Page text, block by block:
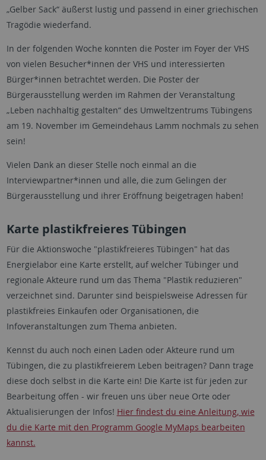
„Gelber Sack“ äußerst lustig und passend in einer griechischen
Tragödie wiederfand.
In der folgenden Woche konnten die Poster im Foyer der VHS
von vielen Besucher*innen der VHS und interessierten
Bürger*innen betrachtet werden. Die Poster der
Bürgerausstellung werden im Rahmen der Veranstaltung
„Leben nachhaltig gestalten“ des Umweltzentrums Tübingens
am 19. November im Gemeindehaus Lamm nochmals zu sehen
sein!
Vielen Dank an dieser Stelle noch einmal an die
Interviewpartner*innen und alle, die zum Gelingen der
Bürgerausstellung und ihrer Eröffnung beigetragen haben!
Karte plastikfreieres Tübingen
Für die Aktionswoche "plastikfreieres Tübingen" hat das
Energielabor eine Karte erstellt, auf welcher Tübinger und
regionale Akteure rund um das Thema "Plastik reduzieren"
verzeichnet sind. Darunter sind beispielsweise Adressen für
plastikfreies Einkaufen oder Organisationen, die
Infoveranstaltungen zum Thema anbieten.
Kennst du auch noch einen Laden oder Akteure rund um
Tübingen, die zu plastikfreierem Leben beitragen? Dann trage
diese doch selbst in die Karte ein! Die Karte ist für jeden zur
Bearbeitung offen - wir freuen uns über neue Orte oder
Aktualisierungen der Infos! Hier findest du eine Anleitung, wie
du die Karte mit den Programm Google MyMaps bearbeiten
kannst.